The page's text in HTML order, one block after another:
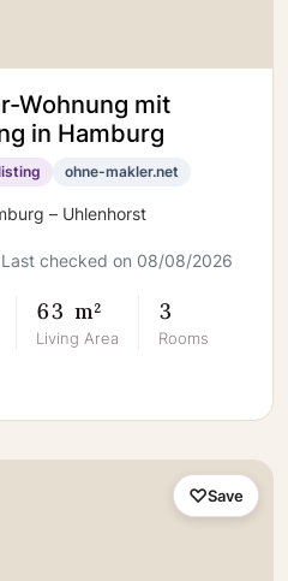
Wohnung mit
in Hamburg
ohne-makler.net
– Uhlenhorst
checked on 08/08/2026
63 m²
Living Area
3
Rooms
Save